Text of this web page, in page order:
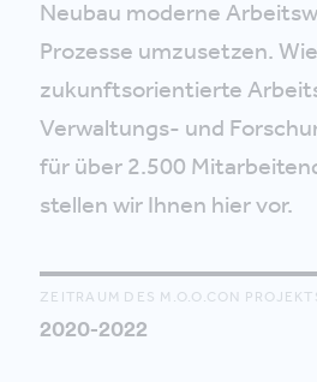
Neubau moderne
Prozesse umzusetzen. Wie
zukunftsorientierte
Verwaltungs- und
für über 2.500
stellen wir Ihnen hier vor.
ZEITRAUM DES M.O.O.CON
2020-2022